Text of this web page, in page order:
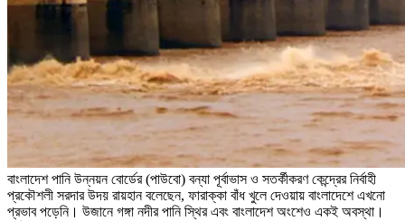
বাংলাদেশ পানি উন্নয়ন বোর্ডের (পাউবো) বন্যা পূর্বাভাস ও সতর্কীকরণ কেন্দ্রের নির্বাহী
প্রকৌশলী সরদার উদয় রায়হান বলেছেন, ফারাক্কা বাঁধ খুলে দেওয়ায় বাংলাদেশে এখনো
প্রভাব পড়েনি। উজানে গঙ্গা নদীর পানি স্থির এবং বাংলাদেশ অংশেও একই অবস্থা।